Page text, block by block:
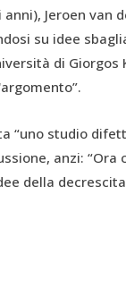
Jeroen van
su idee
di Giorgos
“uno studio
anzi: “Ora
della